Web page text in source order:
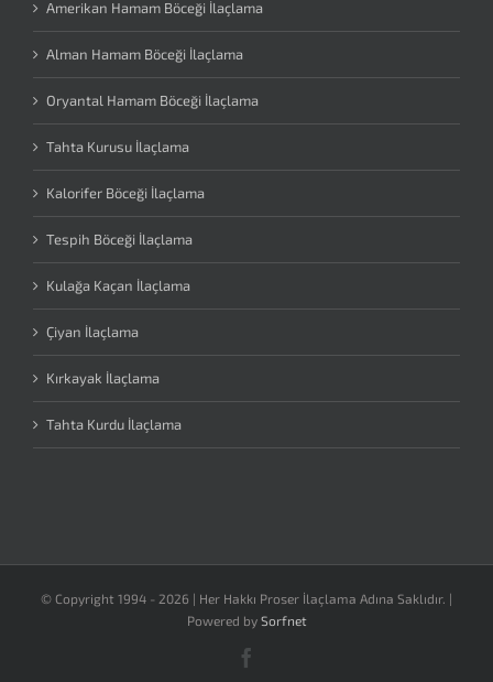
Amerikan Hamam Böceği İlaçlama
Alman Hamam Böceği İlaçlama
Oryantal Hamam Böceği İlaçlama
Tahta Kurusu İlaçlama
Kalorifer Böceği İlaçlama
Tespih Böceği İlaçlama
Kulağa Kaçan İlaçlama
Çiyan İlaçlama
Kırkayak İlaçlama
Tahta Kurdu İlaçlama
© Copyright 1994 - 2026 | Her Hakkı Proser İlaçlama Adına Saklıdır. |
Powered by Sorfnet